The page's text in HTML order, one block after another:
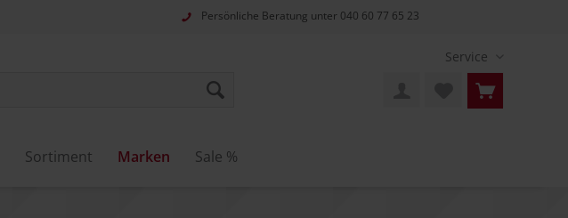
Persönliche Beratung unter 040 60 77 65 23
Service
Sortiment Marken Sale %